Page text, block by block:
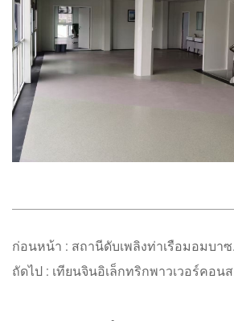
ก่อนหน้า : สถานีดับเพลิงท่าเรือมอมบาซา ประเทศเคนยา
ถัดไป : เทียนจินอิเล็กทริกพาวเวอร์คอนสตรัคชัน-จางเป่ย์ โครงการสถานีแปลงไฟฟ้าปักกิ่งเหยียนชิง 550 กิโลโวลต์